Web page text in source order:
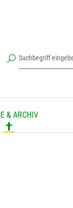
& ARCHIV